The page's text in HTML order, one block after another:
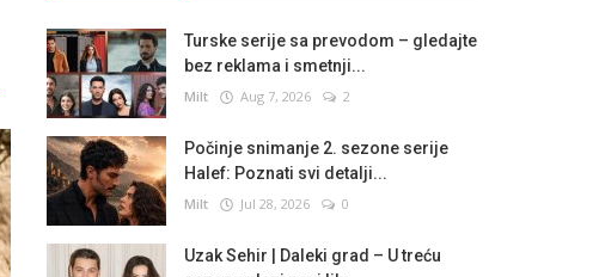
Turske serije sa prevodom – gledajte
bez reklama i smetnji...
Milt Aug 7, 2026 2
Počinje snimanje 2. sezone serije
Halef: Poznati svi detalji...
Milt Jul 28, 2026 0
Uzak Sehir | Daleki grad – U treću